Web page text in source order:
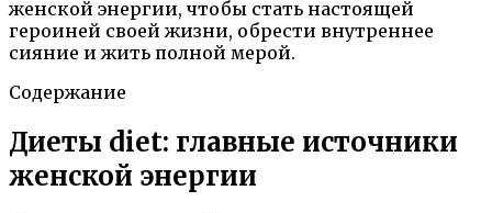
женской энергии, чтобы стать настоящей
героиней своей жизни, обрести внутреннее
сияние и жить полной мерой.
Содержание
Диеты diet: главные источники
женской энергии